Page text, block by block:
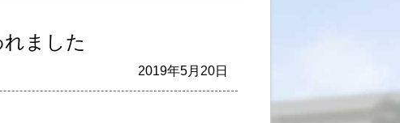
ました
2019年5月20日